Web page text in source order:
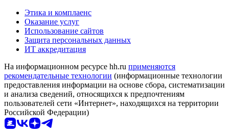
Этика и комплаенс
Оказание услуг
Использование сайтов
Защита персональных данных
ИТ аккредитация
На информационном ресурсе hh.ru применяются
рекомендательные технологии (информационные технологии
предоставления информации на основе сбора, систематизации
и анализа сведений, относящихся к предпочтениям
пользователей сети «Интернет», находящихся на территории
Российской Федерации)